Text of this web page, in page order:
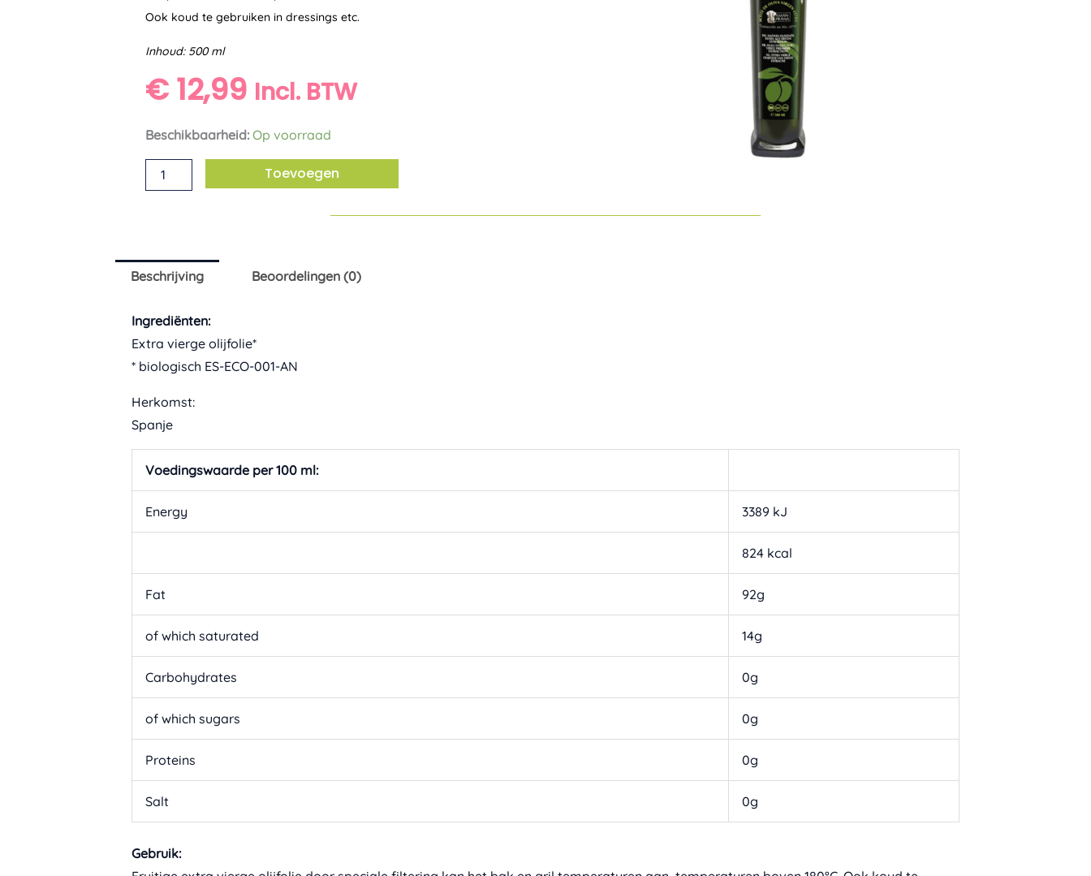
Ook koud te gebruiken in dressings etc.
Inhoud: 500 ml
€12,99 Incl. BTW
Beschikbaarheid: Op voorraad
Extra
vierge
olijfolie
Toevoegen
Beschrijving Beoordelingen (0)
Ingrediënten:
Extra vierge olijfolie*
* biologisch ES-ECO-001-AN
Herkomst:
Spanje
Voedingswaarde per 100 ml:
Energy 3389 kJ
824 kcal
Fat 92g
of which saturated 14g
Carbohydrates 0g
of which sugars 0g
Proteins 0g
Salt 0g
Gebruik: